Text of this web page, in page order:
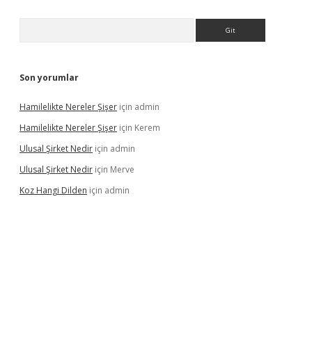
Son yorumlar
Hamilelikte Nereler Şişer için admin
Hamilelikte Nereler Şişer için Kerem
Ulusal Şirket Nedir için admin
Ulusal Şirket Nedir için Merve
Koz Hangi Dilden için admin